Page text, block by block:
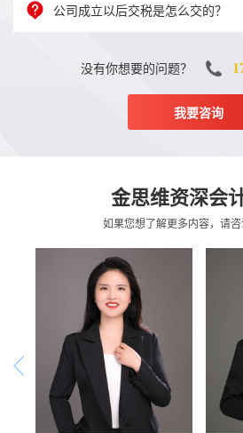
公司成立以后交税是怎么交的？
没有你想要的问题？
我要咨询
金思维资深会
如果您想了解更多内容，请